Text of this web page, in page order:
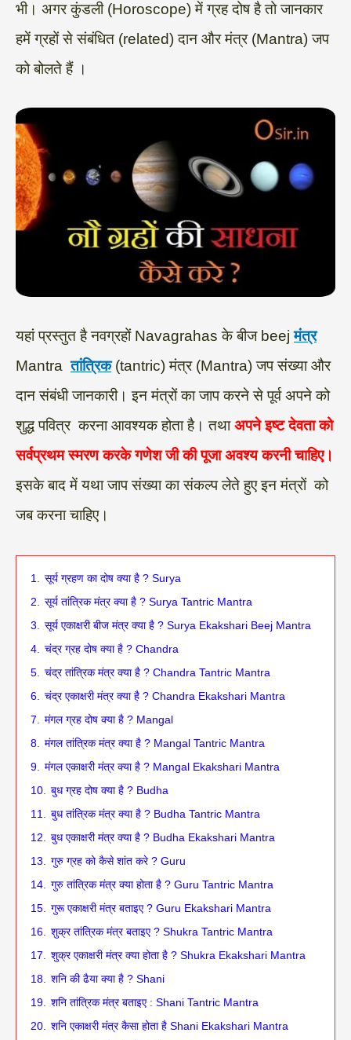
भी। अगर कुंडली (Horoscope) में ग्रह दोष है तो जानकार
हमें ग्रहों से संबंधित (related) दान और मंत्र (Mantra) जप
को बोलते हैं ।
यहां प्रस्तुत है नवग्रहों Navagrahas के बीज beejमंत्र
Mantraतांत्रिक (tantric) मंत्र (Mantra) जप संख्या और
दान संबंधी जानकारी। इन मंत्रों का जाप करने से पूर्व अपने को
शुद्ध पवित्र करना आवश्यक होता है। तथाअपने इष्ट देवता को
सर्वप्रथम स्मरण करके गणेश जी की पूजा अवश्य करनी चाहिए।
इसके बाद में यथा जाप संख्या का संकल्प लेते हुए इन मंत्रों को
जब करना चाहिए।
1.
सूर्य ग्रहण का दोष क्या है ? Surya
2.
सूर्य तांत्रिक मंत्र क्या है ? Surya Tantric Mantra
3.
सूर्य एकाक्षरी बीज मंत्र क्या है ? Surya Ekakshari Beej Mantra
4.
चंद्र ग्रह दोष क्या है ? Chandra
5.
चंद्र तांत्रिक मंत्र क्या है ? Chandra Tantric Mantra
6.
चंद्र एकाक्षरी मंत्र क्या है ? Chandra Ekakshari Mantra
7.
मंगल ग्रह दोष क्या है ? Mangal
8.
मंगल तांत्रिक मंत्र क्या है ? Mangal Tantric Mantra
9.
मंगल एकाक्षरी मंत्र क्या है ? Mangal Ekakshari Mantra
10.
बुध ग्रह दोष क्या है ? Budha
11.
बुध तांत्रिक मंत्र क्या है ? Budha Tantric Mantra
12.
बुध एकाक्षरी मंत्र क्या है ? Budha Ekakshari Mantra
13.
गुरु ग्रह को कैसे शांत करे ? Guru
14.
गुरु तांत्रिक मंत्र क्या होता है ? Guru Tantric Mantra
15.
गुरू एकाक्षरी मंत्र बताइए ? Guru Ekakshari Mantra
16.
शुक्र तांत्रिक मंत्र बताइए ? Shukra Tantric Mantra
17.
शुक्र एकाक्षरी मंत्र क्या होता है ? Shukra Ekakshari Mantra
18.
शनि की ढैया क्या है ? Shani
19.
शनि तांत्रिक मंत्र बताइए : Shani Tantric Mantra
20.
शनि एकाक्षरी मंत्र कैसा होता है Shani Ekakshari Mantra